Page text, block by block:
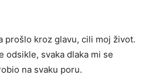
prošlo kroz glavu, cili moj život.
odsikle, svaka dlaka mi se
na svaku poru.